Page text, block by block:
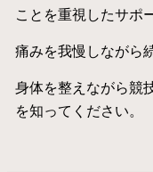
ことを重視したサポ
痛みを我慢しながら
身体を整えながら競
を知ってください。